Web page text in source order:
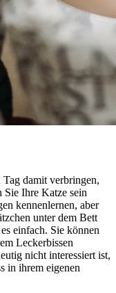
damit verbringen,
Sie Ihre Katze sein
kennenlernen, aber
unter dem Bett
einfach. Sie können
Leckerbissen
nicht interessiert ist,
in ihrem eigenen